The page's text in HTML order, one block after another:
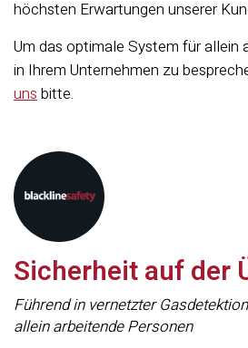
höchsten Erwartungen unserer
Um das optimale System für allein
in Ihrem Unternehmen zu
uns bitte.
Sicherheit auf der
Führend in vernetzter
allein arbeitende Personen